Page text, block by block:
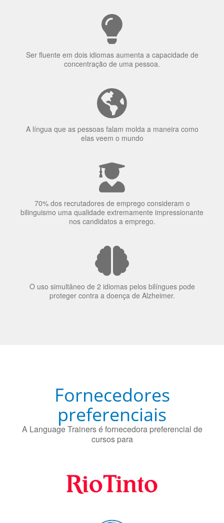
Ser fluente em dois idiomas aumenta a capacidade de
concentração de uma pessoa.
A língua que as pessoas falam molda a maneira como
elas veem o mundo
70% dos recrutadores de emprego consideram o
bilinguismo uma qualidade extremamente impressionante
O uso simultâneo de 2 idiomas pelos bilíngues pode
proteger contra a doença de Alzheimer.
preferenciais
A Language Trainers é fornecedora preferencial de
cursos para